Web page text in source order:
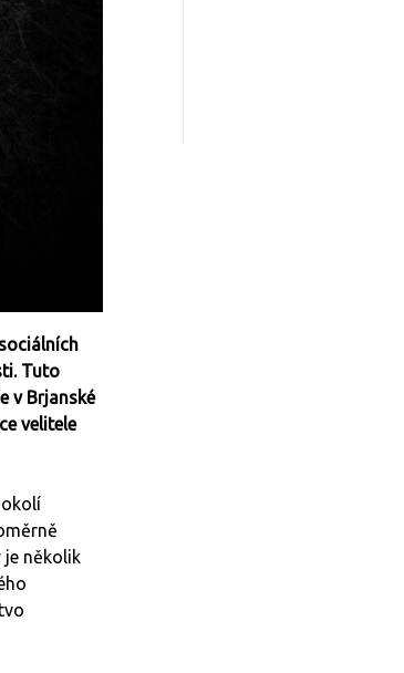
Tuto
v Brjanské
velitele
několik